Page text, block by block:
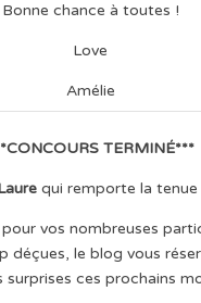
Bonne chance à toutes !
Love
Amélie
TERMINÉ***
qui remporte la
vos nombreuses
déçues, le blog vous
surprises ces prochains